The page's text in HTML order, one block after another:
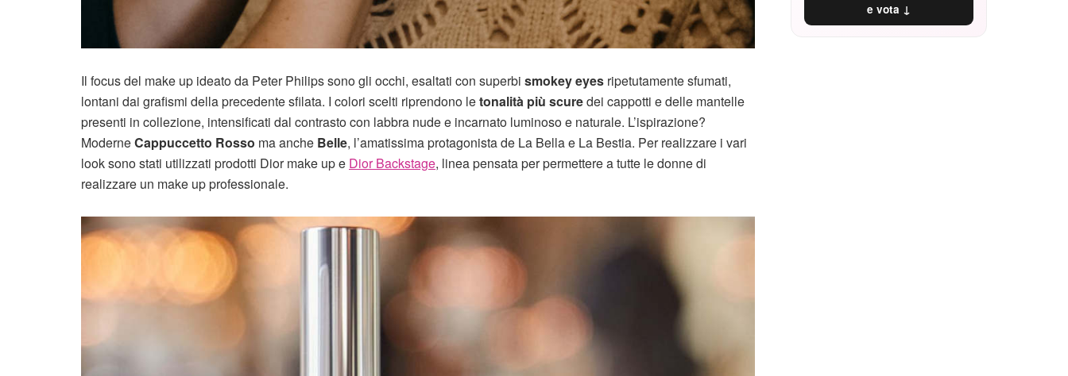
Il focus del make up ideato da Peter Philips sono gli occhi, esaltati con superbi smokey eyes ripetutamente sfumati,
lontani dai grafismi della precedente sfilata. I colori scelti riprendono letonalità più scuredei cappotti e delle mantelle
presenti in collezione, intensificati dal contrasto con labbra nude e incarnato luminoso e naturale. L’ispirazione?
ModerneCappuccetto Rosso ma anche Belle, l’amatissima protagonista de La Bella e La Bestia. Per realizzare i vari
look sono stati utilizzati prodotti Dior make up e Dior Backstage, linea pensata per permettere a tutte le donne di
realizzare un make up professionale.
e vota ↓